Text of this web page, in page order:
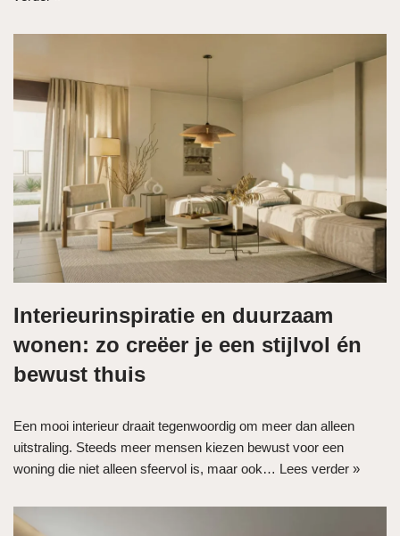
Interieurinspiratie en duurzaam
wonen: zo creëer je een stijlvol én
bewust thuis
Een mooi interieur draait tegenwoordig om meer dan alleen
uitstraling. Steeds meer mensen kiezen bewust voor een
woning die niet alleen sfeervol is, maar ook… Lees verder »